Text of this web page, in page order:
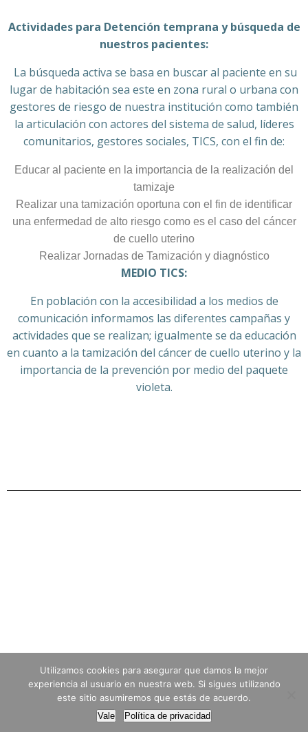
Actividades para Detención temprana y búsqueda de
nuestros pacientes:
La búsqueda activa se basa en buscar al paciente en su
lugar de habitación sea este en zona rural o urbana con
gestores de riesgo de nuestra institución como también
la articulación con actores del sistema de salud, líderes
comunitarios, gestores sociales, TICS, con el fin de:
Educar al paciente en la importancia de la realización del
tamizaje
Realizar una tamización oportuna con el fin de identificar
una enfermedad de alto riesgo como es el caso del cáncer
de cuello uterino
Realizar Jornadas de Tamización y diagnóstico
MEDIO TICS:
En población con la accesibilidad a los medios de
comunicación informamos las diferentes campañas y
actividades que se realizan; igualmente se da educación
en cuanto a la tamización del cáncer de cuello uterino y la
importancia de la prevención por medio del paquete
violeta.
© 2026 Bios Medical Center IPS. Created for free
using WordPress andColibri
Utilizamos cookies para asegurar que damos la mejor
experiencia al usuario en nuestra web. Si sigues utilizando
este sitio asumiremos que estás de acuerdo.
Vale Política de privacidad